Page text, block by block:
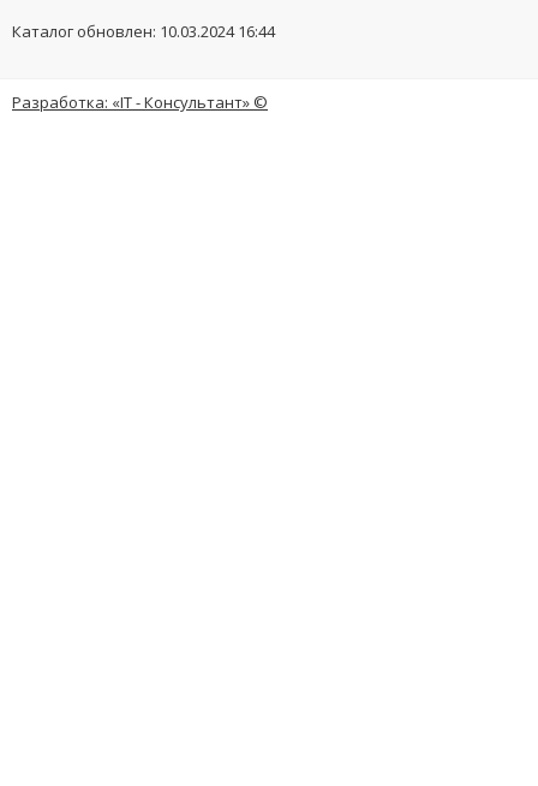
Каталог обновлен: 10.03.2024 16:44
Разработка: «IT - Консультант» ©